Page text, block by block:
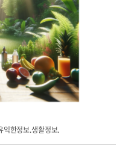
익한정보.생활정보.